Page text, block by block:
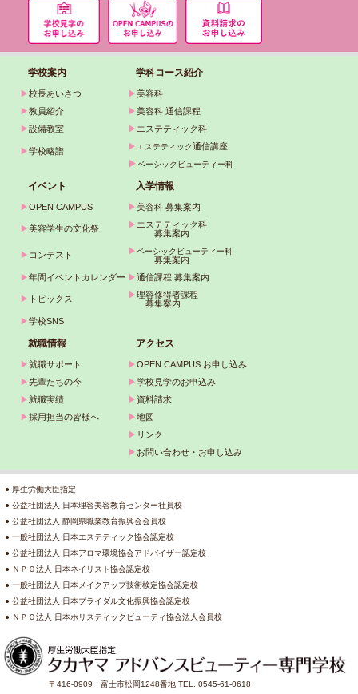
学校案内 学科コース紹介
▶校長あいさつ ▶美容科
▶教員紹介 ▶美容科 通信課程
▶設備教室 ▶ エステティック科
▶学校略譜 ▶ エステティック通信講座
▶ベーシックビューティー科
イベント 入学情報
▶OPEN CAMPUS ▶美容科 募集案内
▶美容学生の文化祭 ▶ エステティック科
募集案内
▶ コンテスト ▶ベーシックビューティー科
募集案内
▶年間イベントカレンダー ▶通信課程 募集案内
▶ トピックス ▶理容修得者課程
募集案内
▶学校SNS
就職情報 アクセス
▶就職サポート ▶OPEN CAMPUS お申し込み
▶先輩たちの今 ▶学校見学のお申込み
▶就職実績 ▶ 資料請求
▶採用担当の皆様へ ▶地図
▶ リンク
▶ お問い合わせ・お申し込み
● 厚生労働大臣指定
● 公益社団法人 日本理容美容教育センター社員校
● 公益社団法人 静岡県職業教育振興会会員校
● 一般社団法人 日本エステティック協会認定校
● 公益社団法人 日本アロマ環境協会アドバイザー認定校
● ＮＰＯ法人 日本ネイリスト協会認定校
● 一般社団法人 日本メイクアップ技術検定協会認定校
● 公益社団法人 日本ブライダル文化振興協会認定校
● ＮＰＯ法人 日本ホリスティックビューティ協会法人会員校
〒416-0909 富士市松岡1248番地 TEL. 0545-61-0618